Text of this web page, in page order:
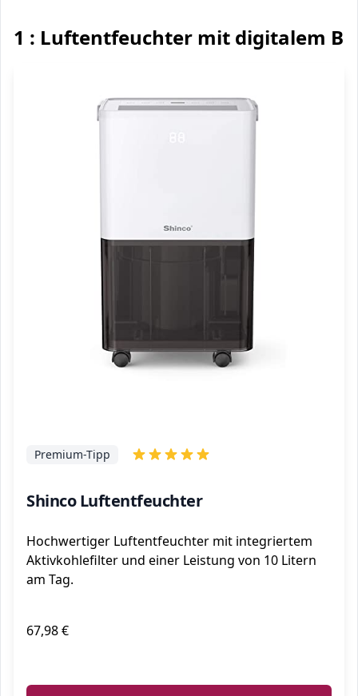
1 : Luftentfeuchter mit digitalem
Shinco Luftentfeuchter
Premium-Tipp
Hochwertiger Luftentfeuchter mit integriertem
Aktivkohlefilter und einer Leistung von 10 Litern
am Tag.
67,98 €